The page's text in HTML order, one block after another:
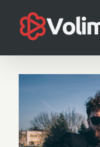
content
View
Image